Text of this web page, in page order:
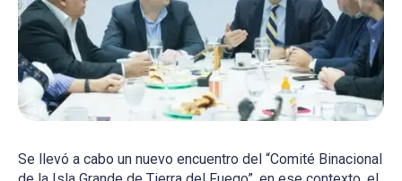
Se llevó a cabo un nuevo encuentro del “Comité Binacional